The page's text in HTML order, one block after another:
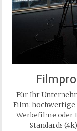
Für Ihr
Film: hochwertige
Werbefilme oder
Standards